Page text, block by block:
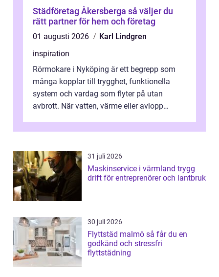
Städföretag Åkersberga så väljer du
rätt partner för hem och företag
01 augusti 2026
Karl Lindgren
inspiration
Rörmokare i Nyköping är ett begrepp som
många kopplar till trygghet, funktionella
system och vardag som flyter på utan
avbrott. När vatten, värme eller avlopp
31 juli 2026
Maskinservice i värmland trygg
drift för entreprenörer och lantbruk
30 juli 2026
Flyttstäd malmö så får du en
godkänd och stressfri
flyttstädning